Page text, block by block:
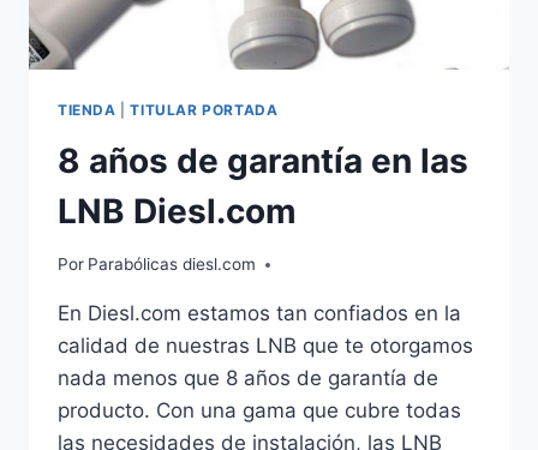
TIENDA |TITULAR PORTADA
8 años de garantía en las
LNB Diesl.com
Por Parabólicas diesl.com
En Diesl.com estamos tan confiados en la
calidad de nuestras LNB que te otorgamos
nada menos que 8 años de garantía de
producto. Con una gama que cubre todas
las necesidades de instalación, las LNB